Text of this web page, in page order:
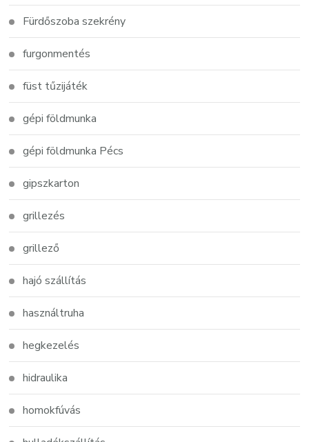
Fürdőszoba szekrény
furgonmentés
füst tűzijáték
gépi földmunka
gépi földmunka Pécs
gipszkarton
grillezés
grillező
hajó szállítás
használtruha
hegkezelés
hidraulika
homokfúvás